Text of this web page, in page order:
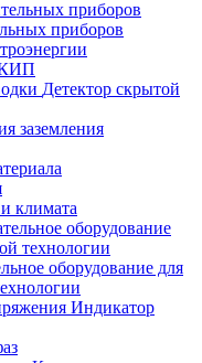
приборов
КИП
Детектор скрытой
заземления
климата
оборудование для
Индикатор